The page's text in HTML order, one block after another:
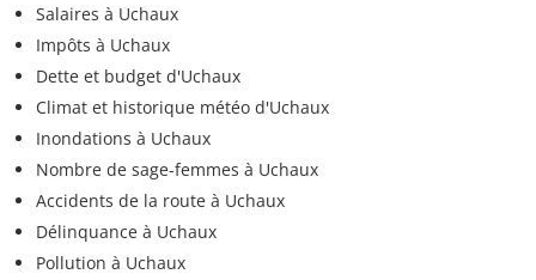
Salaires à Uchaux
Impôts à Uchaux
Dette et budget d'Uchaux
Climat et historique météo d'Uchaux
Inondations à Uchaux
Nombre de sage-femmes à Uchaux
Accidents de la route à Uchaux
Délinquance à Uchaux
Pollution à Uchaux